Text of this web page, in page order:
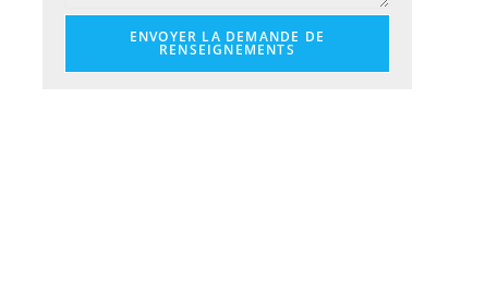
ENVOYER LA DEMANDE DE
RENSEIGNEMENTS